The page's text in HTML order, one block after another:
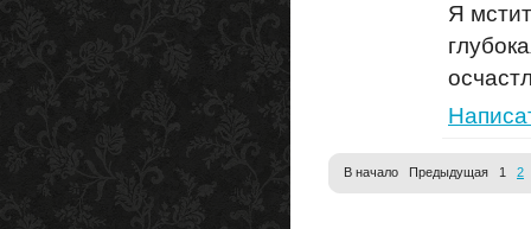
Я
В начало Предыдущая 1 2